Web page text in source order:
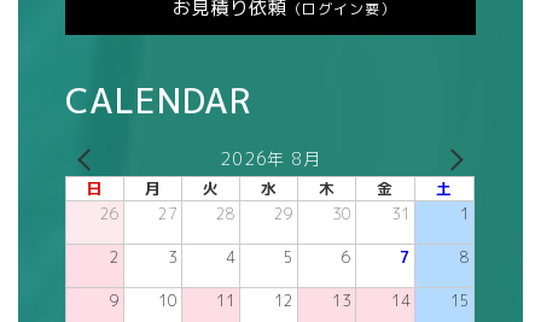
お見積り依頼 （ログイン要）
CALENDAR
2026年 8月
日 月 火 水 木 金 土
26 27 28 29 30 31 1
2 3 4 5 6 7 8
9 10 11 12 13 14 15